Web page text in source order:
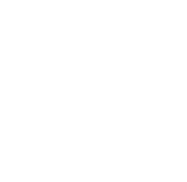
、国保連伝送、上限管理
、伝送、帳票作成